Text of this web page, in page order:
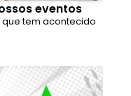
eventos
tem acontecido